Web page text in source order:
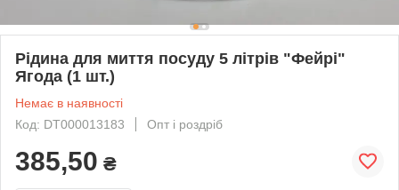
Рідина для миття посуду 5 літрів "Фейрі"
Ягода (1 шт.)
Немає в наявності
Код: DT000013183
Опт і роздріб
385,50 ₴